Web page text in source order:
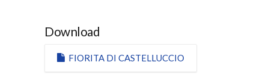
Download
FIORITA DI CASTELLUCCIO